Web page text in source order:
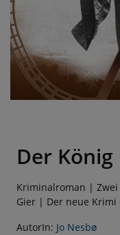
Der König
Kriminalroman |
Gier | Der neue Krimi
AutorIn: Jo Nesbø